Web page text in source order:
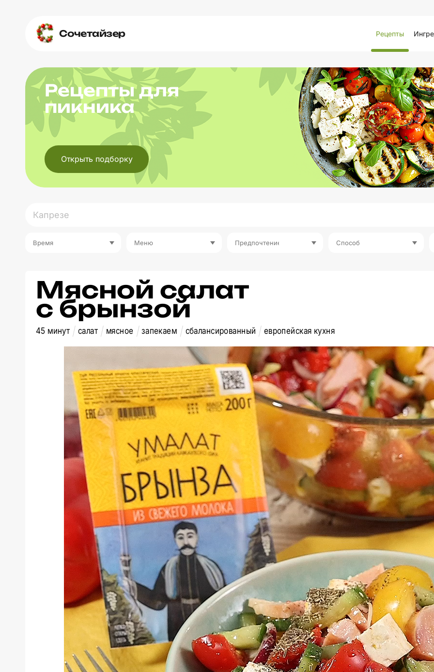
Сочетайзер Рецепты
Рецепты для
пикника
Открыть подборку
Время Меню Предпочтение Способ
Мясной салат
с брынзой
45 минут салат мясное запекаем сбалансированный европейская кухня